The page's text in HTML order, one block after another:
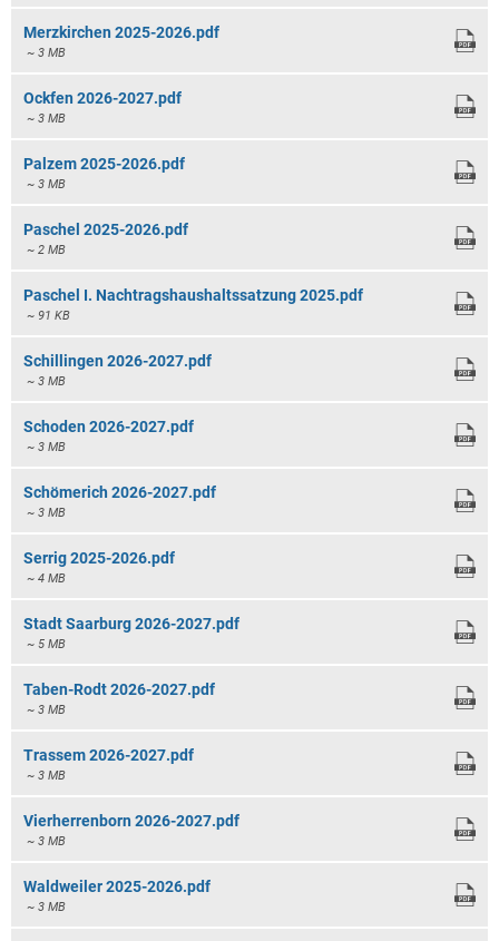
Merzkirchen 2025-2026.pdf
~ 3 MB
Ockfen 2026-2027.pdf
~ 3 MB
Palzem 2025-2026.pdf
~ 3 MB
Paschel 2025-2026.pdf
~ 2 MB
Paschel I. Nachtragshaushaltssatzung 2025.pdf
~ 91 KB
Schillingen 2026-2027.pdf
~ 3 MB
Schoden 2026-2027.pdf
~ 3 MB
Schömerich 2026-2027.pdf
~ 3 MB
Serrig 2025-2026.pdf
~ 4 MB
Stadt Saarburg 2026-2027.pdf
~ 5 MB
Taben-Rodt 2026-2027.pdf
~ 3 MB
Trassem 2026-2027.pdf
~ 3 MB
Vierherrenborn 2026-2027.pdf
~ 3 MB
Waldweiler 2025-2026.pdf
~ 3 MB